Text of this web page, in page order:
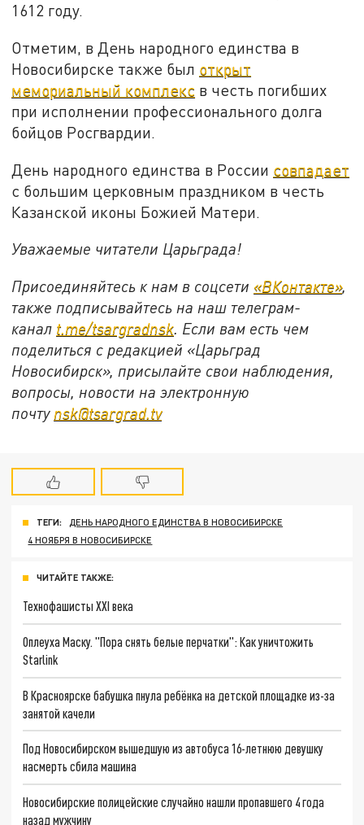
1612 году.
Отметим, в День народного единства в
Новосибирске также был открыт
мемориальный комплекс в честь погибших
при исполнении профессионального долга
бойцов Росгвардии.
День народного единства в России совпадает
с большим церковным праздником в честь
Казанской иконы Божией Матери.
Уважаемые читатели Царьграда!
Присоединяйтесь к нам в соцсети «ВКонтакте»,
также подписывайтесь на наш телеграм-
канал t.me/tsargradnsk. Если вам есть чем
поделиться с редакцией «Царьград
Новосибирск», присылайте свои наблюдения,
вопросы, новости на электронную
почту nsk@tsargrad.tv
ТЕГИ:
ДЕНЬ НАРОДНОГО ЕДИНСТВА В НОВОСИБИРСКЕ
4 НОЯБРЯ В НОВОСИБИРСКЕ
ЧИТАЙТЕ ТАКЖЕ:
Технофашисты XXI века
Оплеуха Маску. "Пора снять белые перчатки": Как уничтожить
Starlink
В Красноярске бабушка пнула ребёнка на детской площадке из-за
занятой качели
Под Новосибирском вышедшую из автобуса 16-летнюю девушку
насмерть сбила машина
Новосибирские полицейские случайно нашли пропавшего 4 года
назад мужчину